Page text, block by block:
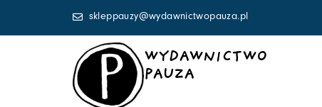
skleppauzy@wydawnictwopauza.pl
WYDAWNICTWO
PAUZA